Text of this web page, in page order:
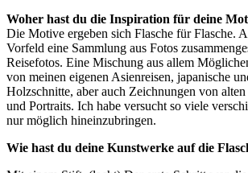
Woher hast du die Inspiration für deine
Die Motive ergeben sich Flasche für Flasche.
Vorfeld eine Sammlung aus Fotos
Reisefotos. Eine Mischung aus allem
von meinen eigenen Asienreisen, japanische
Holzschnitte, aber auch Zeichnungen von
und Portraits. Ich habe versucht so viele
nur möglich hineinzubringen.
Wie hast du deine Kunstwerke auf die